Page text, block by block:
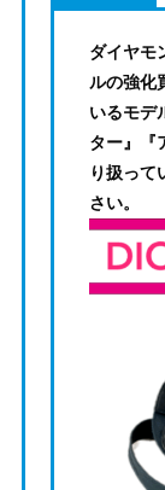
ダイヤモ
ルの強化
いるモデ
ター』『
り扱って
さい。